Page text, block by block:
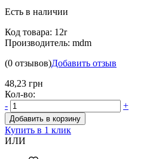
Есть в наличии
Код товара: 12r
Производитель: mdm
(0 отзывов)Добавить отзыв
48,23 грн
Кол-во:
-
+
Добавить в корзину
Купить в 1 клик
ИЛИ